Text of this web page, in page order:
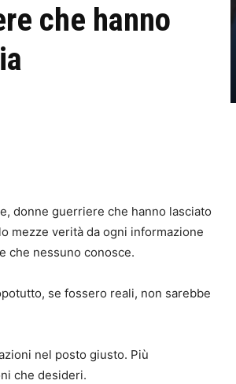
che hanno
donne guerriere che hanno lasciato
mezze verità da ogni informazione
che nessuno conosce.
se fossero reali, non sarebbe
nel posto giusto. Più
che desideri.